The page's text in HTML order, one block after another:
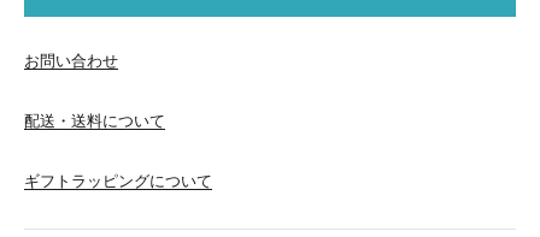
お問い合わせ
配送・送料について
ギフトラッピングについて